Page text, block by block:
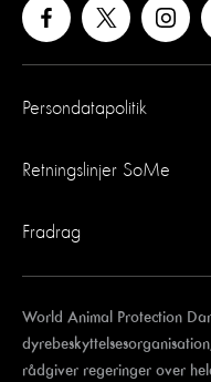
Persondatapolitik
Retningslinjer SoMe
Fradrag
World Animal Protection
rådgiver regeringer over